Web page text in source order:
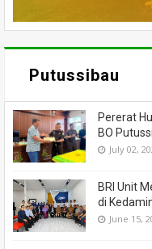
Putussibau
Pererat
BO
July 02,
BRI Unit
di
June 15,